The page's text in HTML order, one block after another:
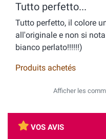
Tutto perfetto...
Tutto perfetto, il colore
all'originale e non si
bianco perlato!!!!!!)
Produits achetés
Afficher les
VOS AVIS